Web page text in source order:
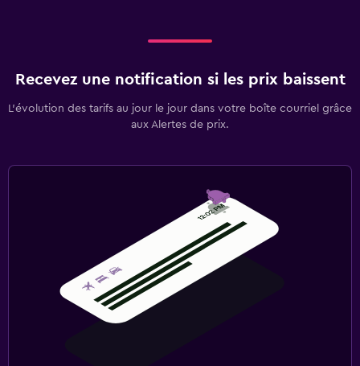
Recevez une notification si les prix baissent
L’évolution des tarifs au jour le jour dans votre boîte courriel grâce
aux Alertes de prix.